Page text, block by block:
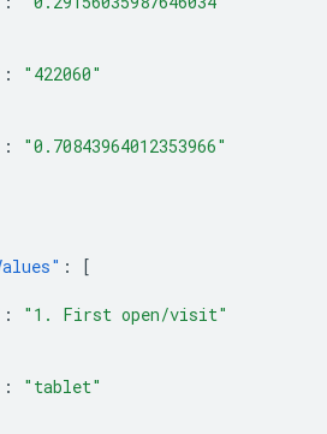
:
"422060"
:
"0.70843964012353966"
:
[
:
"1. First open/visit"
:
"tablet"